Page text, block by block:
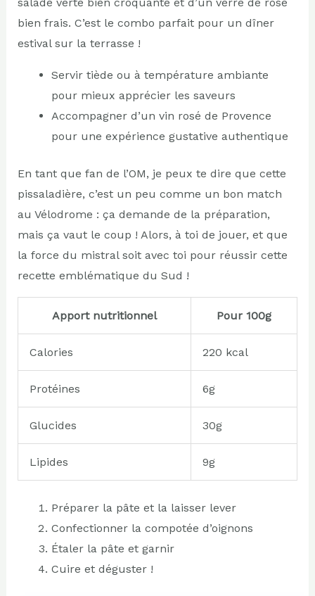
bien frais. C’est le combo parfait pour un dîner
estival sur la terrasse !
Servir tiède ou à température ambiante
pour mieux apprécier les saveurs
Accompagner d’un vin rosé de Provence
pour une expérience gustative authentique
En tant que fan de l’OM, je peux te dire que cette
pissaladière, c’est un peu comme un bon match
au Vélodrome : ça demande de la préparation,
mais ça vaut le coup ! Alors, à toi de jouer, et que
la force du mistral soit avec toi pour réussir cette
recette emblématique du Sud !
Apport nutritionnel Pour 100g
Calories 220 kcal
Protéines 6g
Glucides 30g
Lipides 9g
Préparer la pâte et la laisser lever
Confectionner la compotée d’oignons
Étaler la pâte et garnir
Cuire et déguster !